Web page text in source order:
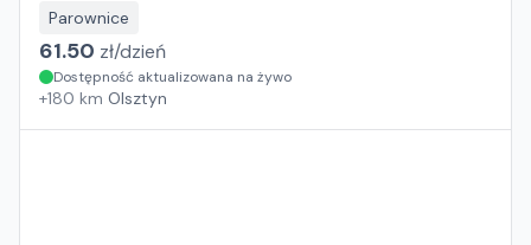
Parownice
61.50 zł/dzień
Dostępność aktualizowana na żywo
+180 km Olsztyn